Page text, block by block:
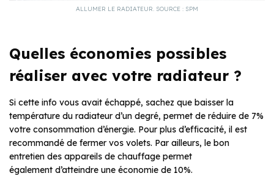
ALLUMER LE RADIATEUR. SOURCE : SPM
Quelles économies possibles
réaliser avec votre radiateur ?
Si cette info vous avait échappé, sachez que baisser la
température du radiateur d’un degré, permet de réduire de 7%
votre consommation d’énergie. Pour plus d’efficacité, il est
recommandé de fermer vos volets. Par ailleurs, le bon
entretien des appareils de chauffage permet
également d’atteindre une économie de 10%.